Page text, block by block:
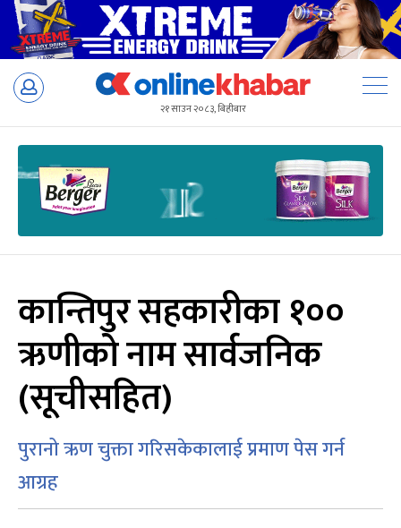
Skip
२१ साउन २०८३, बिहीबार
कान्तिपुर सहकारीका १००
ऋणीको नाम सार्वजनिक
(सूचीसहित)
पुरानो ऋण चुक्ता गरिसकेकालाई प्रमाण पेस गर्न
आग्रह